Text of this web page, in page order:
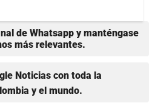
de Whatsapp y manténgase
más relevantes.
Noticias con toda la
y el mundo.